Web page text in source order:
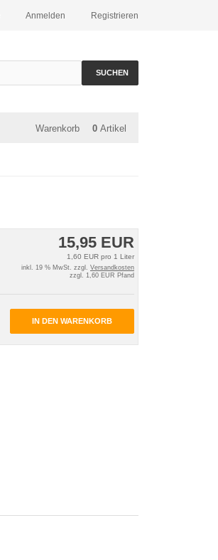
Registrieren
Anmelden
SUCHEN
Warenkorb 0 Artikel
15,95 EUR
1,60 EUR pro 1 Liter
inkl. 19 % MwSt. zzgl. Versandkosten
zzgl. 1,60 EUR Pfand
IN DEN WARENKORB